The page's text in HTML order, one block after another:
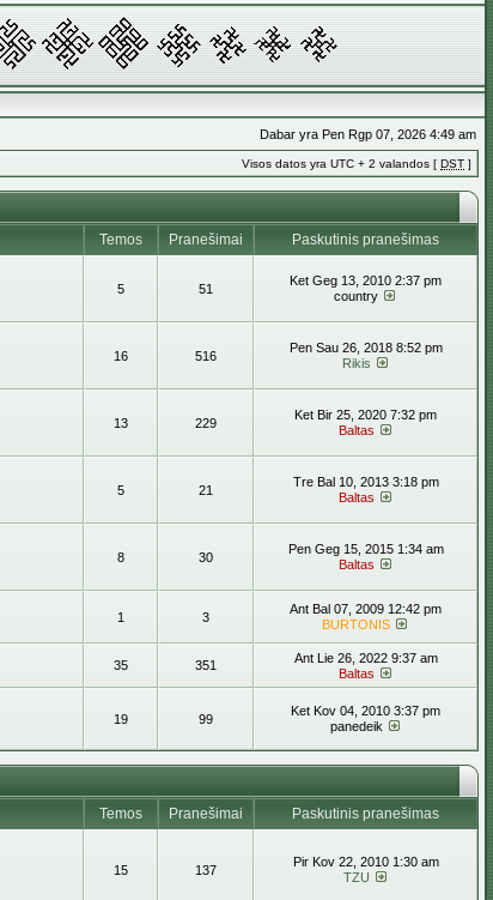
Dabar yra Pen Rgp 07, 2026 4:49 am
Visos datos yra UTC + 2 valandos [ DST ]
Temos Pranešimai
Paskutinis pranešimas
5 51
Ket Geg 13, 2010 2:37 pm
country
16 516
Pen Sau 26, 2018 8:52 pm
Rikis
13 229
Ket Bir 25, 2020 7:32 pm
Baltas
5 21
Tre Bal 10, 2013 3:18 pm
Baltas
8 30
Pen Geg 15, 2015 1:34 am
Baltas
1 3
Ant Bal 07, 2009 12:42 pm
BURTONIS
35 351
Ant Lie 26, 2022 9:37 am
Baltas
19 99
Ket Kov 04, 2010 3:37 pm
panedeik
Temos Pranešimai
Paskutinis pranešimas
15 137
Pir Kov 22, 2010 1:30 am
TZU